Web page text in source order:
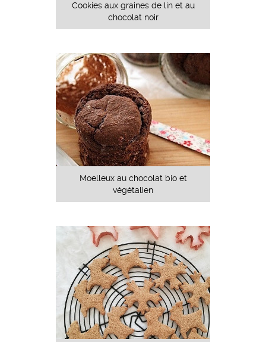
Cookies aux graines de lin et au
chocolat noir
Moelleux au chocolat bio et
végétalien